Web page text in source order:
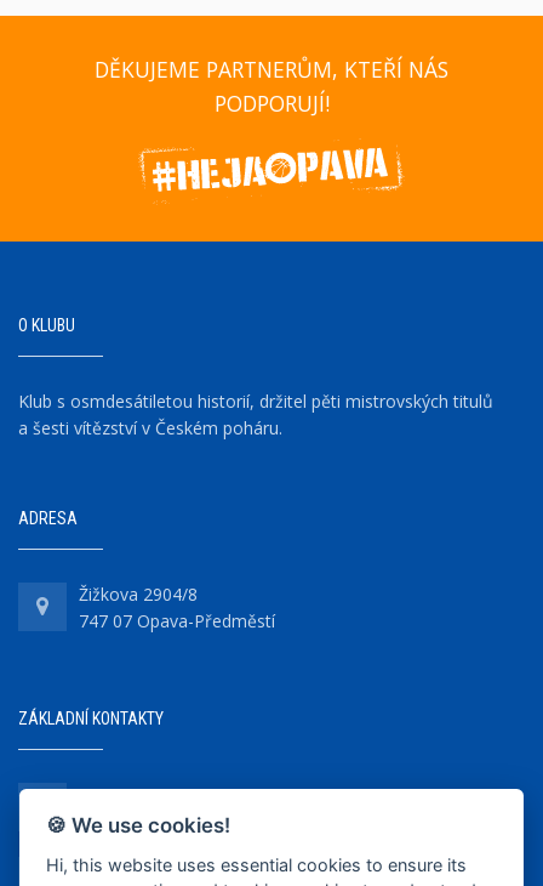
DĚKUJEME PARTNERŮM, KTEŘÍ NÁS
PODPORUJÍ!
O KLUBU
Klub s osmdesátiletou historií, držitel pěti mistrovských titulů
a šesti vítězství v Českém poháru.
ADRESA
Žižkova 2904/8
747 07 Opava-Předměstí
ZÁKLADNÍ KONTAKTY
+420 737 218 679
info@bkopava.cz
🍪 We use cookies!
Hi, this website uses essential cookies to ensure its